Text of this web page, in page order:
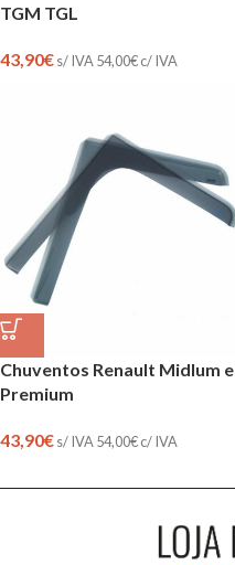
TGM TGL
43,90€s/ IVA 54,00€c/ IVA
Chuventos Renault Midlum e
Premium
43,90€s/ IVA 54,00€c/ IVA